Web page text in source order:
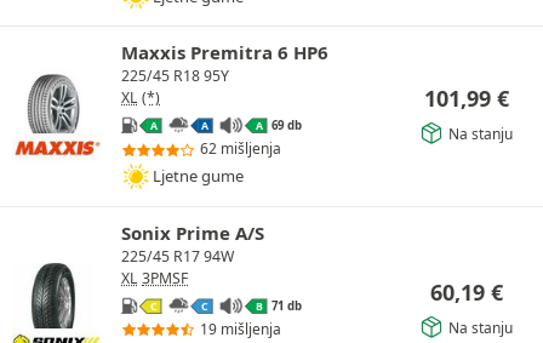
Maxxis Premitra 6 HP6
225/45 R18 95Y
XL (*)
A A A 69 db
62 mišljenja
Ljetne gume
101,99 €
Na stanju
Sonix Prime A/S
225/45 R17 94W
XL 3PMSF
C C B 71 db
19 mišljenja
60,19 €
Na stanju